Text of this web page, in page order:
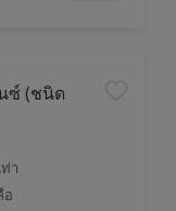
ซ์ (ชนิด
า
อ